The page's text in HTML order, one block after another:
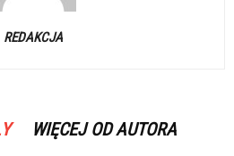
REDAKCJA
WIĘCEJ OD AUTORA